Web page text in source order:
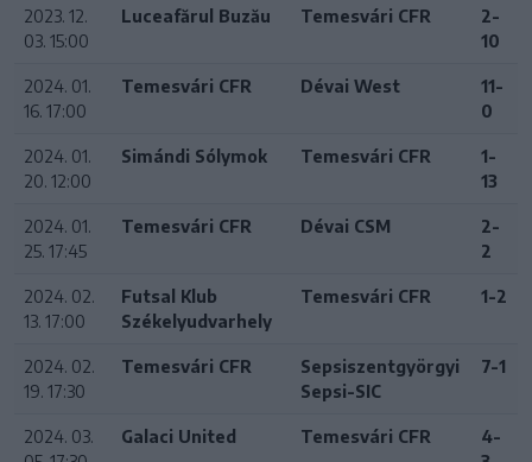
2023. 12.
03. 15:00
Luceafărul Buzău Temesvári CFR
2-
10
2024. 01.
16. 17:00
Temesvári CFR Dévai West
11-
0
2024. 01.
20. 12:00
Simándi Sólymok Temesvári CFR
1-
13
2024. 01.
25. 17:45
Temesvári CFR Dévai CSM
2-
2
2024. 02.
13. 17:00
Futsal Klub
Székelyudvarhely
Temesvári CFR 1-2
2024. 02.
19. 17:30
Temesvári CFR
Sepsiszentgyörgyi
Sepsi-SIC
7-1
2024. 03.
Galaci United Temesvári CFR
4-